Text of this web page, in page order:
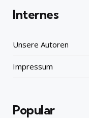
Internes
Unsere Autoren
Impressum
Popular